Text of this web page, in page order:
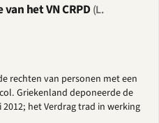
het VN CRPD(L.
rechten van personen met een
Griekenland deponeerde de
het Verdrag trad in werking